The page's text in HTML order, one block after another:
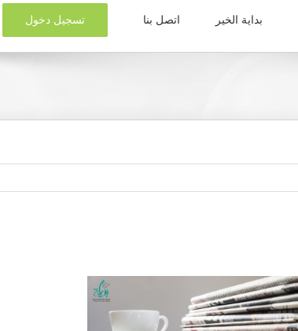
بداية الخير اتصل بنا تسجيل دخول